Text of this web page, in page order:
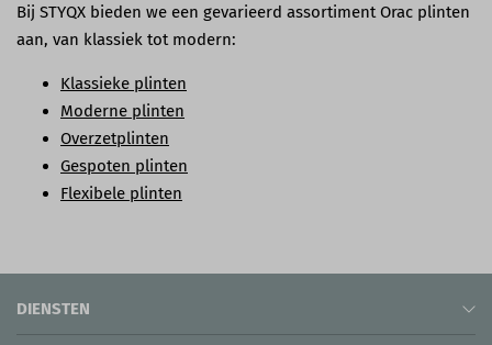
Bij STYQX bieden we een gevarieerd assortiment Orac plinten
aan, van klassiek tot modern:
Klassieke plinten
Moderne plinten
Overzetplinten
Gespoten plinten
Flexibele plinten
DIENSTEN